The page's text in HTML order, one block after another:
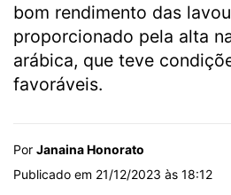
bom rendimento das
proporcionado pela alta
arábica, que teve
favoráveis.
Por Janaina Honorato
Publicado em 21/12/2023 às 18:12